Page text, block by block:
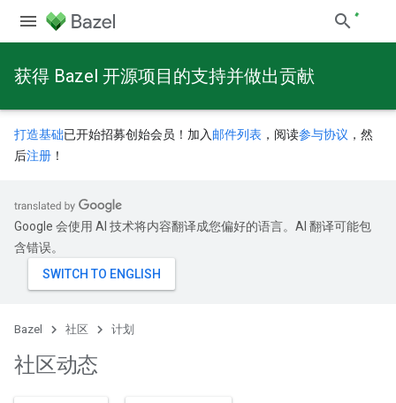
获得 Bazel 开源项目的支持并做出贡献
打造基础已开始招募创始会员！加入 邮件列表 ，阅读参与协议 ，然
后注册 ！
Google 会使用 AI 技术将内容翻译成您偏好的语言。AI 翻译可能包
含错误。
Bazel 社区 计划
社区动态